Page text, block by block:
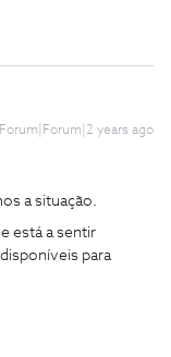
Forum|Forum|2 years ago
a situação.
está a sentir
para